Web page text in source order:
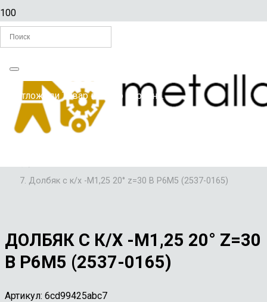
Вы отложилиТоварв свою корзину.
Главная
/
ДОЛБЯКИ
Долбяк с к/х -М1,25 20° z=30 В Р6М5 (2537-0165)
ДОЛБЯК С К/Х -М1,25 20° Z=30
В Р6М5 (2537-0165)
Артикул: 6cd99425abc7